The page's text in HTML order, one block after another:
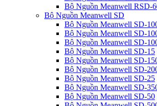
Bộ Nguồn Meanwell RSD-
Bộ Nguồn Meanwell SD
Bộ Nguồn Meanwell SD-
Bộ Nguồn Meanwell SD-
Bộ Nguồn Meanwell SD-
Bộ Nguồn Meanwell SD-15
Bộ Nguồn Meanwell SD-
Bộ Nguồn Meanwell SD-
Bộ Nguồn Meanwell SD-25
Bộ Nguồn Meanwell SD-
Bộ Nguồn Meanwell SD-50